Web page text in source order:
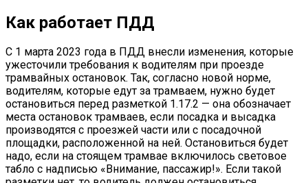
Как работает ПДД
С 1 марта 2023 года в ПДД внесли изменения, которые
ужесточили требования к водителям при проезде
трамвайных остановок. Так, согласно новой норме,
водителям, которые едут за трамваем, нужно будет
остановиться перед разметкой 1.17.2 — она обозначает
места остановок трамваев, если посадка и высадка
производятся с проезжей части или с посадочной
площадки, расположенной на ней. Остановиться будет
надо, если на стоящем трамвае включилось световое
табло с надписью «Внимание, пассажир!». Если такой